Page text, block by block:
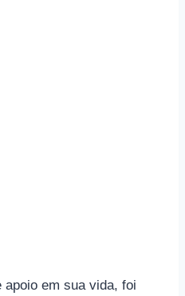
apoio em sua vida, foi